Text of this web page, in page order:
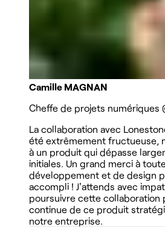
Camille MAGNAN
Cheffe de projets numériques
La collaboration avec
été extrêmement fructueuse,
à un produit qui dépasse
initiales. Un grand merci à
développement et de design
accompli ! J'attends avec
poursuivre cette collaboration
continue de ce produit
notre entreprise.